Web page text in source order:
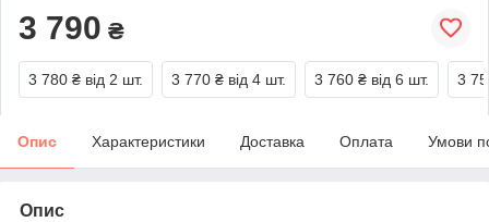
3 790 ₴
3 780 ₴ від 2 шт. 3 770 ₴ від 4 шт. 3 760 ₴ від 6 шт. 3
Опис Характеристики Доставка Оплата Умови
Опис